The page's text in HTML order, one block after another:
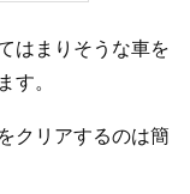
はまりそうな車を
す。
クリアするのは簡